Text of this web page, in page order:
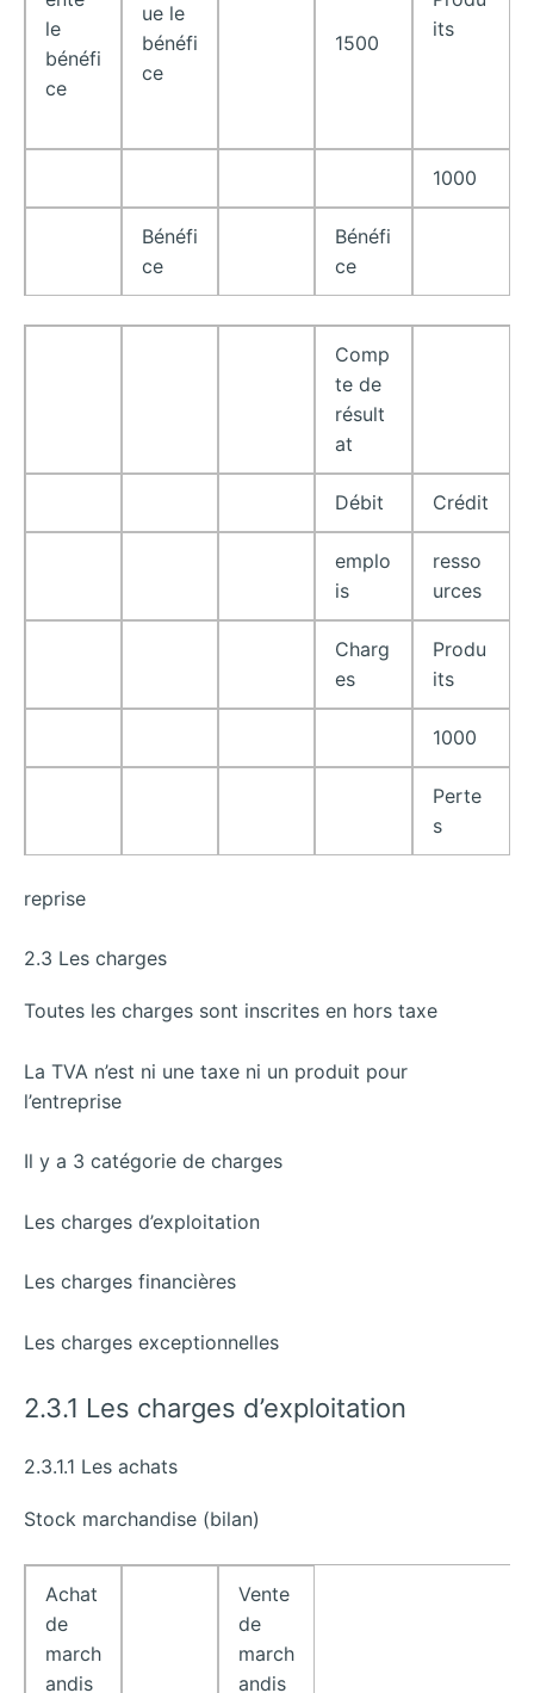
le
bénéfi
ce
ue le
bénéfi
ce
1500
its
1000
Bénéfi
ce
Bénéfi
ce
Comp
te de
résult
at
Débit Crédit
emplo
is
resso
urces
Charg
es
Produ
its
1000
Perte
s
reprise
2.3 Les charges
Toutes les charges sont inscrites en hors taxe
La TVA n’est ni une taxe ni un produit pour
l’entreprise
Il y a 3 catégorie de charges
Les charges d’exploitation
Les charges financières
Les charges exceptionnelles
2.3.1 Les charges d’exploitation
2.3.1.1 Les achats
Stock marchandise (bilan)
Achat
de
march
andis
Vente
de
march
andis